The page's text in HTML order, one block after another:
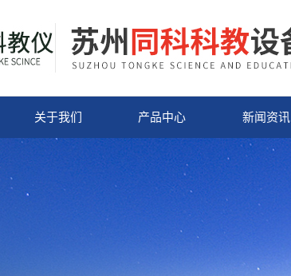
关于我们 产品中心 新闻资讯